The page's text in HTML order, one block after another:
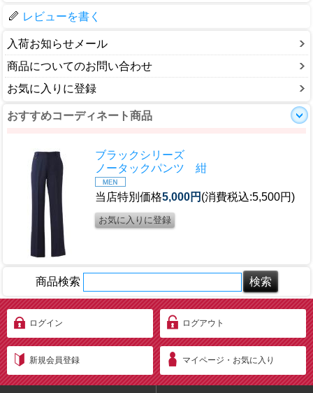
レビューを書く
入荷お知らせメール
商品についてのお問い合わせ
お気に入りに登録
おすすめコーディネート商品
ブラックシリーズ
ノータックパンツ 紺
当店特別価格5,000円 (消費税込:5,500円)
商品検索
ログイン ログアウト
新規会員登録 マイページ・お気に入り